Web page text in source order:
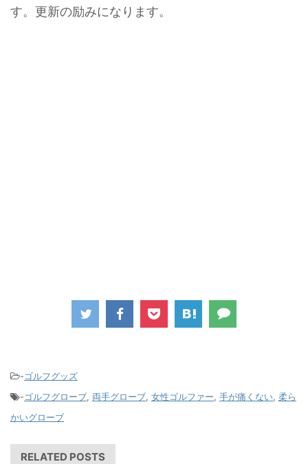
す。更新の励みになります。
-ゴルフグッズ
-ゴルフグローブ, 両手グローブ, 女性ゴルファー, 手が痛くない, 柔ら
かいグローブ
RELATED POSTS